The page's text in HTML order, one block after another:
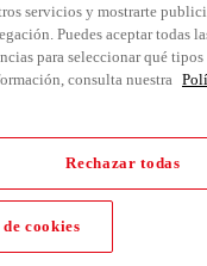
servicios y mostrarte
Puedes aceptar todas
para seleccionar qué tipos
consulta nuestra
Rechazar todas
cookies